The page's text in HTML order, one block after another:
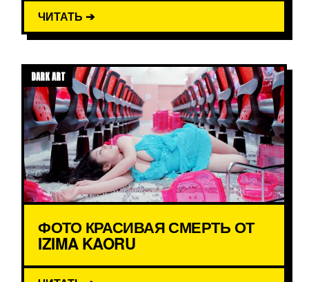
ЧИТАТЬ ➔
DARK ART
ФОТО КРАСИВАЯ СМЕРТЬ ОТ
IZIMA KAORU